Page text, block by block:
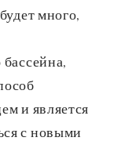
много,
и является
с новыми